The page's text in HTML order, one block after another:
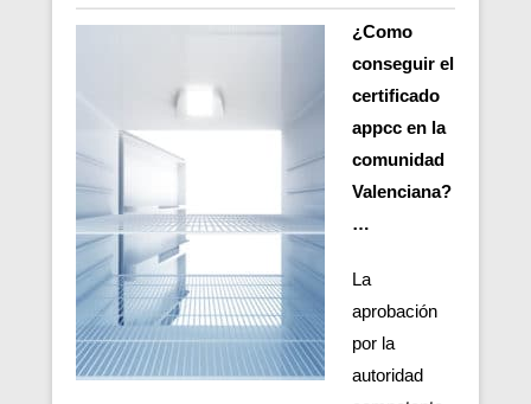
¿Como
conseguir el
certificado
appcc en la
comunidad
Valenciana?
…
La
aprobación
por la
autoridad